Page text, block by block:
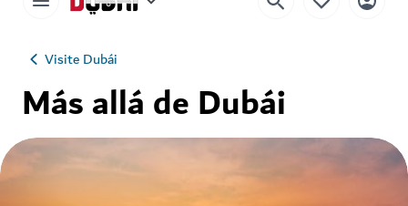
Visite Dubái
Más allá de Dubái